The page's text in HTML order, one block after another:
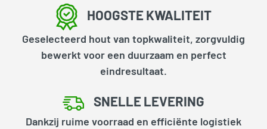
HOOGSTE KWALITEIT
Geselecteerd hout van topkwaliteit, zorgvuldig
bewerkt voor een duurzaam en perfect
eindresultaat.
SNELLE LEVERING
Dankzij ruime voorraad en efficiënte logistiek